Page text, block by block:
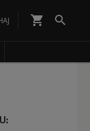
shopping_cart 